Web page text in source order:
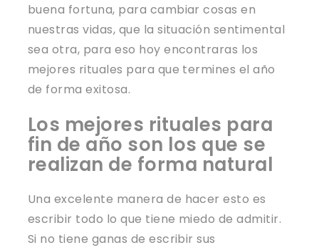
buena fortuna, para cambiar cosas en
nuestras vidas, que la situación sentimental
sea otra, para eso hoy encontraras los
mejores rituales para que termines el año
de forma exitosa.
Los mejores rituales para
fin de año son los que se
realizan de forma natural
Una excelente manera de hacer esto es
escribir todo lo que tiene miedo de admitir.
Si no tiene ganas de escribir sus